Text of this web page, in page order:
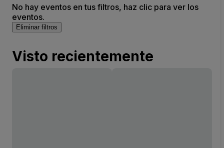
No hay eventos en tus filtros, haz clic para ver los
eventos.
Eliminar filtros
Visto recientemente